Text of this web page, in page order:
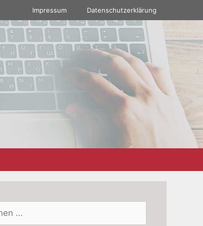
Impressum Datenschutzerklärung